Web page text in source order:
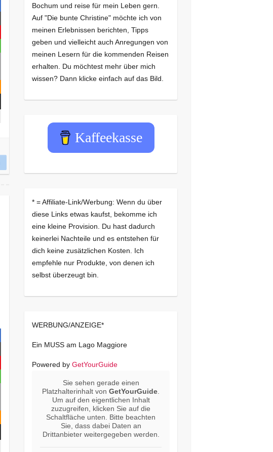
Bochum und reise für mein Leben gern.
Auf "Die bunte Christine" möchte ich von
meinen Erlebnissen berichten, Tipps
geben und vielleicht auch Anregungen von
meinen Lesern für die kommenden Reisen
erhalten. Du möchtest mehr über mich
wissen? Dann klicke einfach auf das Bild.
Kaffeekasse
* = Affiliate-Link/Werbung: Wenn du über
diese Links etwas kaufst, bekomme ich
eine kleine Provision. Du hast dadurch
keinerlei Nachteile und es entstehen für
dich keine zusätzlichen Kosten. Ich
empfehle nur Produkte, von denen ich
selbst überzeugt bin.
WERBUNG/ANZEIGE*
Ein MUSS am Lago Maggiore
Powered by GetYourGuide
Sie sehen gerade einen
Platzhalterinhalt vonGetYourGuide
Um auf den eigentlichen Inhalt
zuzugreifen, klicken Sie auf die
Schaltfläche unten. Bitte beachten
Sie, dass dabei Daten an
Drittanbieter weitergegeben werden.